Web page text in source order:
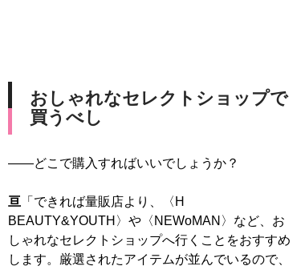
おしゃれなセレクトショップで
買うべし
――どこで購入すればいいでしょうか？
亘 「できれば量販店より、〈H
BEAUTY&YOUTH〉や〈NEWoMAN〉など、お
しゃれなセレクトショップへ行くことをおすすめ
します。厳選されたアイテムが並んでいるので、